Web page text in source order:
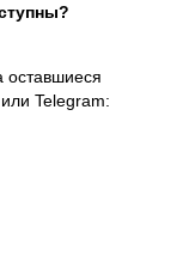
оставшиеся
Telegram: